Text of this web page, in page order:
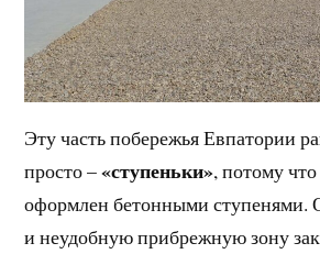
Эту часть побережья Евпатории
просто –«ступеньки», потому
оформлен бетонными ступенями.
и неудобную прибрежную зону